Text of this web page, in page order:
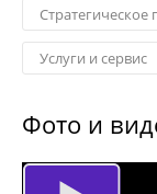
Услуги и сервис
Фото и